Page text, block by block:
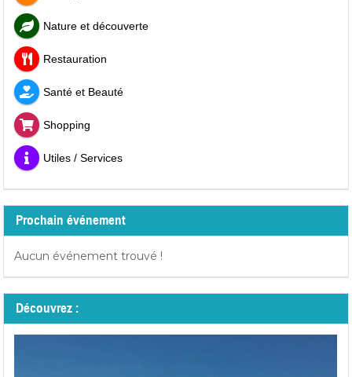
Nature et découverte
Restauration
Santé et Beauté
Shopping
Utiles / Services
Prochain événement
Aucun événement trouvé !
Découvrez :